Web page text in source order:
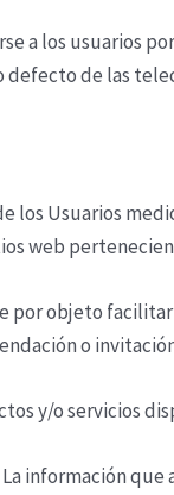
a los usuarios
de las
los Usuarios
web
objeto facilitar
o
y/o servicios
información que